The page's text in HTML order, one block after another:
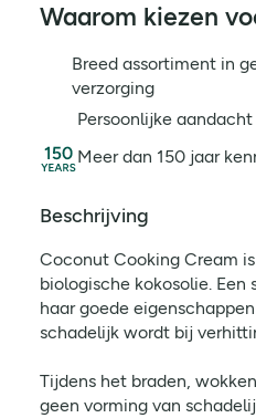
Waarom kiezen
Breed assortiment in
verzorging
Persoonlijke
Meer dan 150 jaar
Beschrijving
Coconut Cooking Cream
biologische kokosolie. Een
haar goede
schadelijk wordt bij
Tijdens het braden,
geen vorming van